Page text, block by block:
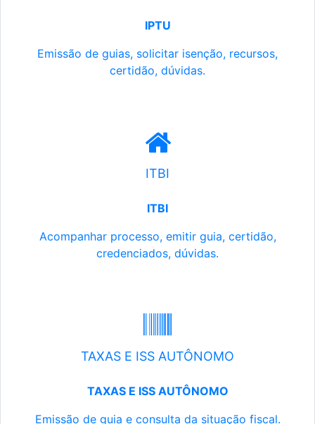
IPTU
Emissão de guias, solicitar isenção, recursos,
certidão, dúvidas.
ITBI
ITBI
Acompanhar processo, emitir guia, certidão,
credenciados, dúvidas.
TAXAS E ISS AUTÔNOMO
TAXAS E ISS AUTÔNOMO
Emissão de guia e consulta da situação fiscal.